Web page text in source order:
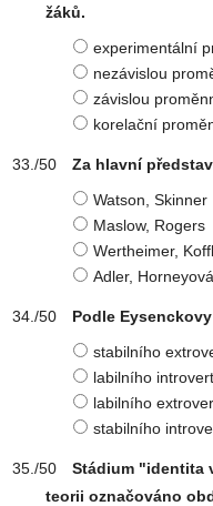
žáků.
experimentální
nezávislou
závislou
korelační
Za hlavní
Watson, Skinner
Maslow, Rogers
Wertheimer,
Adler,
Podle
stabilního
labilního
labilního
stabilního
Stádium "identita
teorii označováno